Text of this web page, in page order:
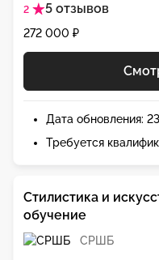
2 5 отзывов
272 000 ₽
Дата обновления:
Требуется
СРШБ
Стилистика и
обучение